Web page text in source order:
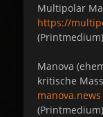
Multipolar
https://
(Printmedium)
Manova
kritische
manova.news
(Printmedium)